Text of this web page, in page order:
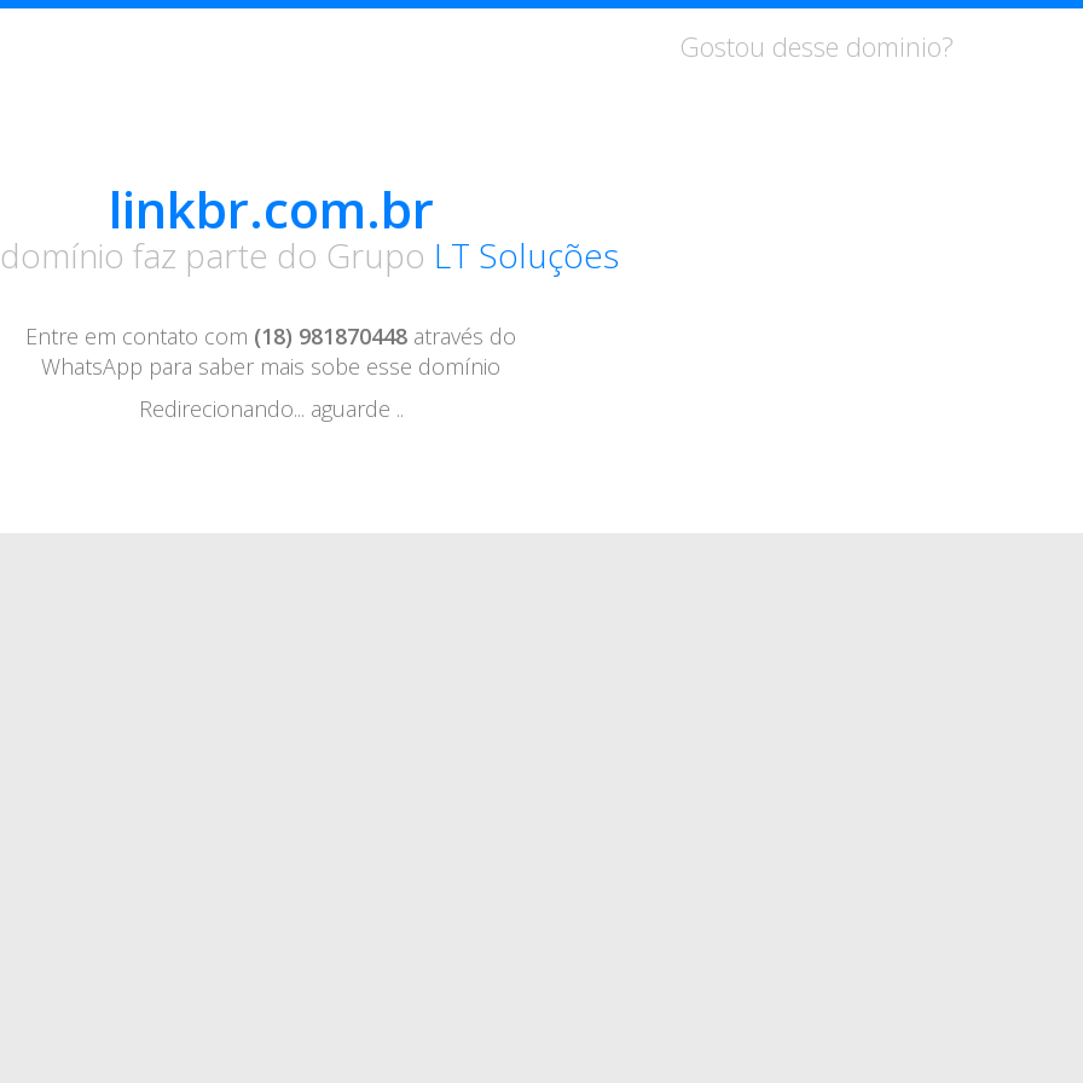
Gostou desse dominio?
linkbr.com.br
faz parte do Grupo LT Soluções
Entre em contato com (18) 981870448 através do
WhatsApp para saber mais sobe esse domínio
Redirecionando... aguarde ..